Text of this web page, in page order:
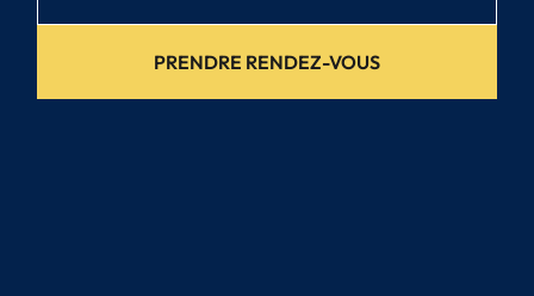
PRENDRE RENDEZ-VOUS